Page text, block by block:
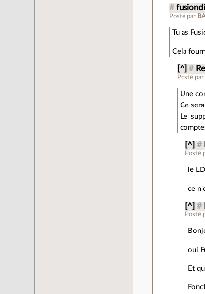
#
Posté par
Tu as
Cela
[^] #
Posté par
Une
Ce
Le
[^] #
Posté
le
ce
[^] #
Posté
oui
Et